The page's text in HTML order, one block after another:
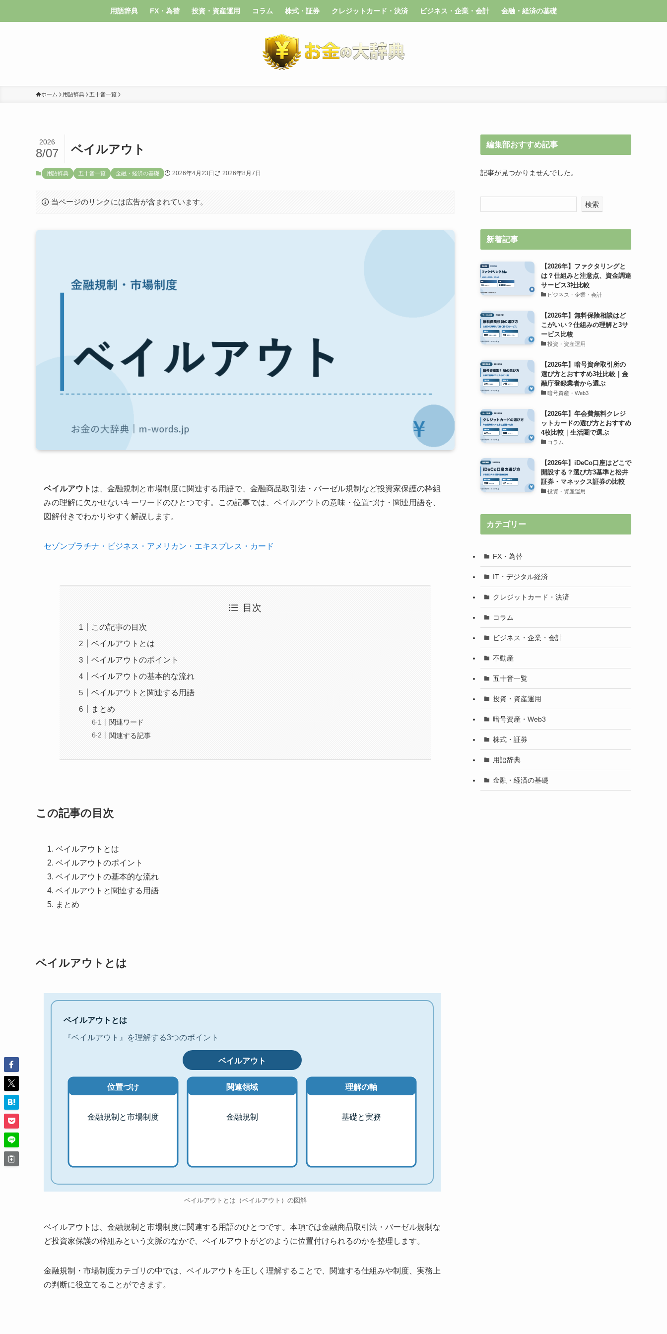
用語辞典 FX・為替 投資・資産運用 コラム 株式・証券 クレジットカード・決済 ビジネス・企業・会計 金融・経済の基礎
ホーム 用語辞典 五十音一覧
ベイルアウト
2026
8/07
用語辞典 五十音一覧 金融・経済の基礎 2026年4月23日 2026年8月7日
当ページのリンクには広告が含まれています。
ベイルアウト は、金融規制と市場制度に関連する用語で、金融商品取引法・バーゼル規制など投資家保護の枠組
みの理解に欠かせないキーワードのひとつです。この記事では、ベイルアウトの意味・位置づけ・関連用語を、
図解付きでわかりやすく解説します。
セゾンプラチナ・ビジネス・アメリカン・エキスプレス・カード
目次
この記事の目次
ベイルアウトとは
ベイルアウトのポイント
ベイルアウトの基本的な流れ
ベイルアウトと関連する用語
まとめ
関連ワード
関連する記事
この記事の目次
ベイルアウトとは
ベイルアウトのポイント
ベイルアウトの基本的な流れ
ベイルアウトと関連する用語
まとめ
ベイルアウトとは
ベイルアウトとは
『ベイルアウト』を理解する3つのポイント
ベイルアウト
位置づけ
金融規制と市場制度
関連領域
金融規制
理解の軸
基礎と実務
ベイルアウトとは（ベイルアウト）の図解
ベイルアウトは、金融規制と市場制度に関連する用語のひとつです。本項では金融商品取引法・バーゼル規制な
ど投資家保護の枠組みという文脈のなかで、ベイルアウトがどのように位置付けられるのかを整理します。
金融規制・市場制度カテゴリの中では、ベイルアウトを正しく理解することで、関連する仕組みや制度、実務上
の判断に役立てることができます。
編集部おすすめ記事
記事が見つかりませんでした。
検索
新着記事
【2026年】ファクタリングと
は？仕組みと注意点、資金調達
サービス3社比較
ビジネス・企業・会計
【2026年】無料保険相談はど
こがいい？仕組みの理解と3サ
ービス比較
投資・資産運用
【2026年】暗号資産取引所の
選び方とおすすめ3社比較｜金
融庁登録業者から選ぶ
暗号資産・Web3
【2026年】年会費無料クレジ
ットカードの選び方とおすすめ
4枚比較｜生活圏で選ぶ
コラム
【2026年】iDeCo口座はどこで
開設する？選び方3基準と松井
証券・マネックス証券の比較
投資・資産運用
カテゴリー
FX・為替
IT・デジタル経済
クレジットカード・決済
コラム
ビジネス・企業・会計
不動産
五十音一覧
投資・資産運用
暗号資産・Web3
株式・証券
用語辞典
金融・経済の基礎